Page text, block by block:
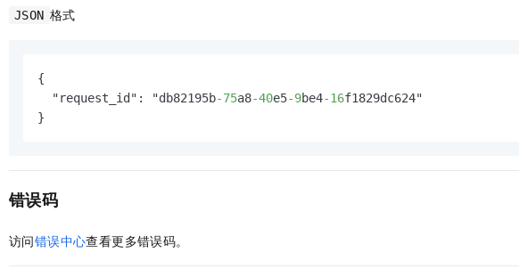
JSON 格式
{
  "request_id": "db82195b
-75a8-40e5-9be4-16f1829dc624"
}
错误码
访问错误中心查看更多错误码。